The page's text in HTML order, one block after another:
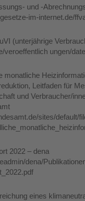
und -
im-internet.de/
(unterjährige
veroeffentlich ungen/
monatliche
Leitfaden für
und Verbraucher/
sites/default/
2022 – dena
dena/
eines